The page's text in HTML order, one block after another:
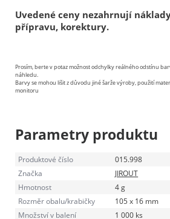
Uvedené ceny nezahrnují
přípravu, korektury.
Prosím, berte v potaz možnost odchylky reálného odstínu
náhledu.
Barvy se mohou lišit z důvodu jiné šarže výroby, použití
monitoru
Parametry produktu
Produktové číslo
015.998
Značka
JIROUT
Hmotnost
4 g
Rozměr obalu/krabičky
105 x 16 mm
Množství v balení
1 000 ks